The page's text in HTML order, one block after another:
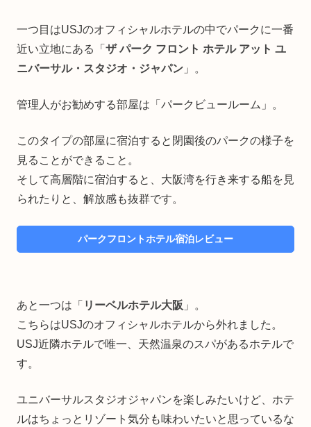
一つ目はUSJのオフィシャルホテルの中でパークに一番
近い立地にある「 ザ パーク フロント ホテル アット ユ
ニバーサル・スタジオ・ジャパン 」。
管理人がお勧めする部屋は「パークビュールーム」。
このタイプの部屋に宿泊すると閉園後のパークの様子を
見ることができること。
そして高層階に宿泊すると、大阪湾を行き来する船を見
られたりと、解放感も抜群です。
パークフロントホテル宿泊レビュー
あと一つは「 リーベルホテル大阪 」。
こちらはUSJのオフィシャルホテルから外れました。
USJ近隣ホテルで唯一、天然温泉のスパがあるホテルで
す。
ユニバーサルスタジオジャパンを楽しみたいけど、ホテ
ルはちょっとリゾート気分も味わいたいと思っているな